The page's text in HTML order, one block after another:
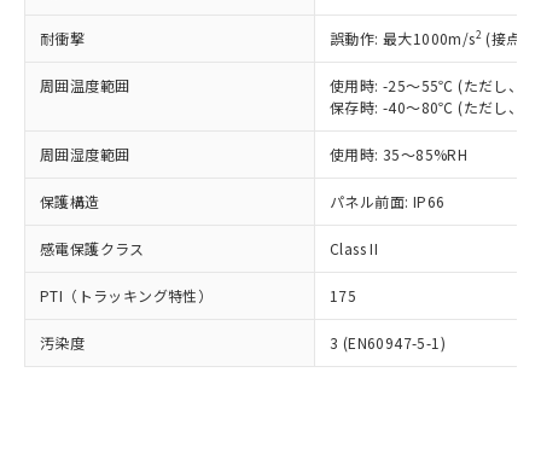
耐衝撃 誤動作: 最大1000m/s2 (接点
周囲温度範囲
使用時: -25～55℃ (ただし、氷
保存時: -40～80℃ (ただし、氷
周囲湿度範囲 使用時: 35～85%RH
保護構造 パネル前面: IP66
感電保護クラス Class II
PTI（トラッキング特性） 175
汚染度 3 (EN60947-5-1)
事前の承諾なく第三者に漏洩または開
示しないようお願いします。
マイパーツ機能（部品リスト作成サー
ビス）をご利用いただくには、I-Web
メンバーズにご登録されている必要が
お客様が当ウェブサイト上で当社にご
登録された部品リストについて、当社
および当社の共同利用者が、当社の製
品・サービスに関するお客様との取
引・商談に必要な範囲で利用すること
をご了承ください。
※当社の共同利用者とは、"個人情報
の「1.共同利
用者の範囲」に記載されている法人を
部品在庫の切り替え状況などにより、予定
月が前後することがあります。
※3 非含有証明書ダウンロード
下記の非含有証明書をダウンロードするこ
とができます。
EU RoHS指令（10物質）の非含有証明書
51物質の非含有証明書（当社基準）
※本証明書は発行日時点で非含有を証明す
準値以下であることを示します。
「10」：通常の使用状況下において有害物
質が外部に漏えいし、環境に深刻な影響を
及ぼさない年数を意味します。
「－」：未確認です。当社販売部門へお問
い合わせください。
場合は、上記1、2および3の内容を当
該第三者に通知します。また当社は、
販売先および販売に係わる関係者が違
法に輸出するおそれがある場合は、取
り引きをいたしません。
白
受注生産機種、また在庫状況の
情報を公開していない機種